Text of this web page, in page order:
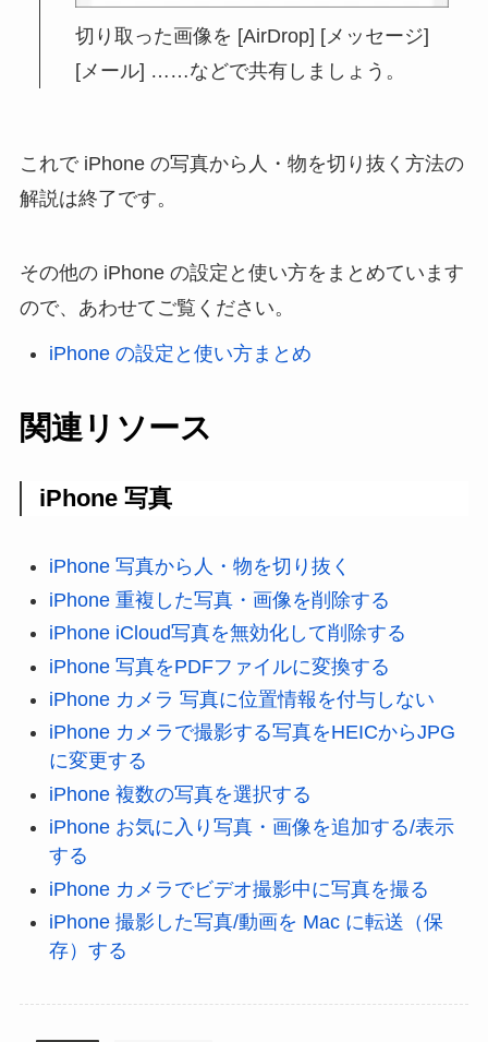
切り取った画像を [AirDrop] [メッセージ]
[メール] ……などで共有しましょう。
これで iPhone の写真から人・物を切り抜く方法の
解説は終了です。
その他の iPhone の設定と使い方をまとめています
ので、あわせてご覧ください。
iPhone の設定と使い方まとめ
関連リソース
iPhone 写真
iPhone 写真から人・物を切り抜く
iPhone 重複した写真・画像を削除する
iPhone iCloud写真を無効化して削除する
iPhone 写真をPDFファイルに変換する
iPhone カメラ 写真に位置情報を付与しない
iPhone カメラで撮影する写真をHEICからJPG
に変更する
iPhone 複数の写真を選択する
iPhone お気に入り写真・画像を追加する/表示
する
iPhone カメラでビデオ撮影中に写真を撮る
iPhone 撮影した写真/動画を Mac に転送（保
存）する